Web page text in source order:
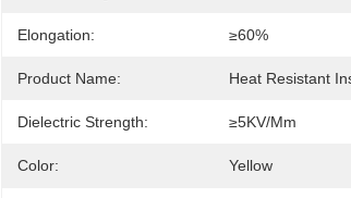
Elongation: ≥60%
Product Name: Heat Resistant
Dielectric Strength: ≥5KV/mm
Color: Yellow